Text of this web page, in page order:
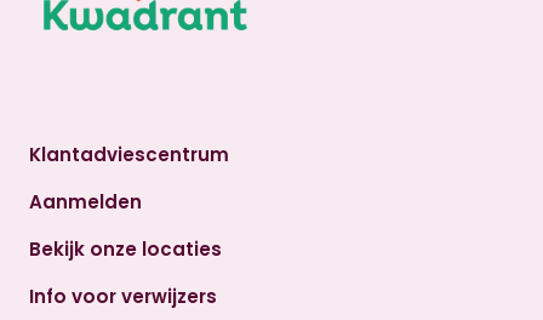
Klantadviescentrum
Aanmelden
Bekijk onze locaties
Info voor verwijzers